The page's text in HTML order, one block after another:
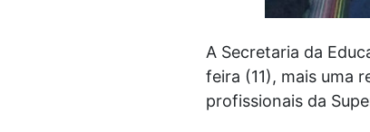
A Secretaria da
feira (11), mais uma
profissionais da